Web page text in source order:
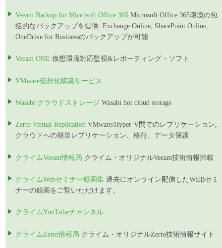
Veeam Backup for Microsoft Office 365 Microsoft Office 365環境の包
括的なバックアップを提供: Exchange Online, SharePoint Online,
OneDrive for Businessのバックアップが可能
Veeam ONE 仮想環境対応監視&レポーティング・ソフト
VMware仮想化構築サービス
Wasabi クラウドストレージ Wasabi hot cloud storage
Zerto Virtual Replication VMware/Hyper-V間でのレプリケーション,
クラウドへの簡単レプリケーション、移行、データ保護
クライムVeeam情報局 クライム・オリジナルVeeam技術情報満載
クライムWebセミナー録画集 過去にオンライン配信したWEBセミ
ナーの録画をご覧いただけます。
クライムYouTubeチャンネル
クライムZerto情報局 クライム・オリジナルZerto技術情報サイト